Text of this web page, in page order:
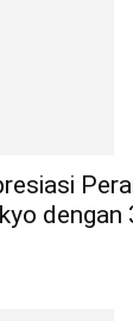
dengan